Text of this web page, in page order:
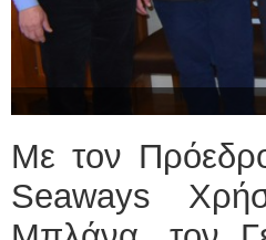
Με τον
Seaways